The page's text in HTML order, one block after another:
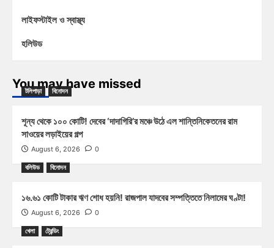
লাইফস্টাইল ও স্বাস্থ্য
হলিউড
You may have missed
টলিপাড়া বিনোদন
শূন্য থেকে ১০০ কোটি! দেবের ‘দাদাগিরি’র মঞ্চে উঠে এল শান্তিনিকেতনের রাম
সাওয়ের লড়াইয়ের গল্প
August 6, 2026 0
বলিউড বিনোদন
১৬.৬১ কোটি টাকার ঋণ শোধ হয়নি! রাজপাল যাদবের সম্পত্তিতে নিলামের ঘণ্টা!
August 6, 2026 0
খেলা ট্রেন্ডিং